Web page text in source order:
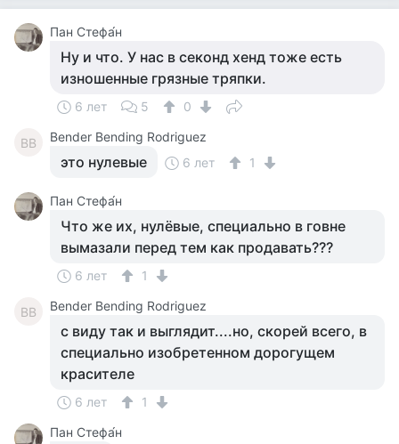
Пан Стефа́н
Ну и что. У нас в секонд хенд тоже есть
изношенные грязные тряпки.
6 лет 5 0
BB Bender Bending Rodriguez
это нулевые 6 лет 1
Пан Стефа́н
Что же их, нулёвые, специально в говне
вымазали перед тем как продавать???
6 лет 1
BB Bender Bending Rodriguez
с виду так и выглядит....но, скорей всего, в
специально изобретенном дорогущем
красителе
6 лет
1
Пан Стефа́н